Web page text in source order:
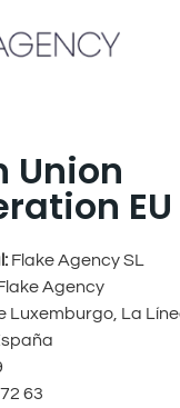
Union
EU
Flake Agency SL
Agency
Luxemburgo, La
63